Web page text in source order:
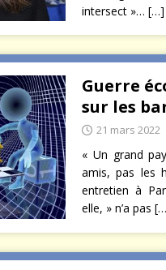
intersect »… […]
Guerre
sur les
21 mars 2022
« Un grand
amis, pas les
entretien à
elle, » n’a pas